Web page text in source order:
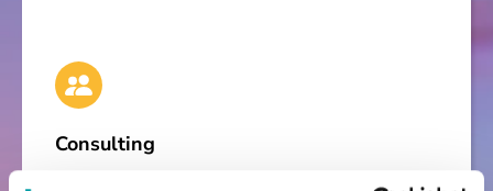
Consulting
Individuelle Beratung und persönliche